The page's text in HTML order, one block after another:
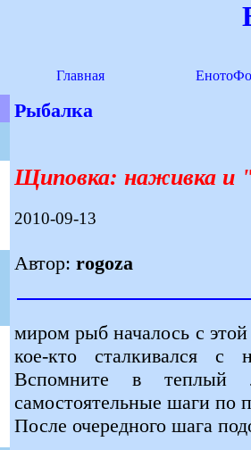
Главная
Рыбалка
Щиповка: наживка и
2010-09-13
Автор: rogoza
миром рыб началось с
кое-кто сталкивался
Вспомните в теплый
самостоятельные шаги по
После очередного шага